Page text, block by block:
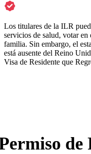
Los titulares de la ILR
servicios de salud, votar
familia. Sin embargo, el
está ausente del Reino
Visa de Residente que